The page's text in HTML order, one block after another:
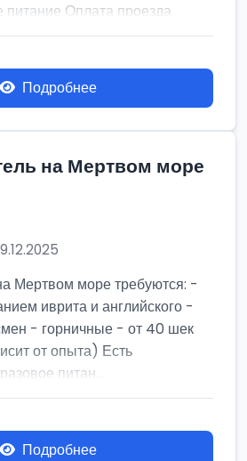
Оплата проезда
Подробнее
на Мертвом море
Мертвом море требуются: -
иврита и английского -
- горничные - от 40 шек
от опыта) Есть
питан...
Подробнее